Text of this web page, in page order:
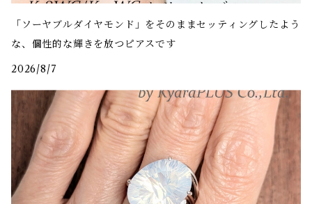
「ソーヤブルダイヤモンド」をそのままセッティングしたよう
な、個性的な輝きを放つピアスです
2026/8/7